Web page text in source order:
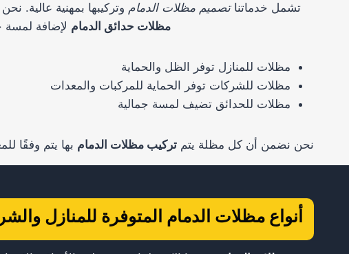
تشمل خدماتناتصميم مظلات الدمام وتركيبها بمهنية عالية.
مظلات حدائق الدمام لإضافة لمسة
مظلات للمنازل توفر الظل والحماية
مظلات للشركات توفر الحماية للمركبات والمعدات
مظلات للحدائق تضيف لمسة جمالية
نحن نضمن أن كل مظلة يتم تركيب مظلات الدمام بها يتم وفقًا
أنواع مظلات الدمام المتوفرة للمنازل